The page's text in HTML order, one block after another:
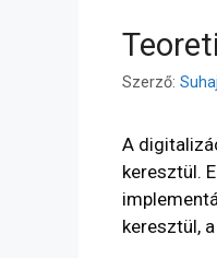
Szerző:
A
keresztül.
keresztül,